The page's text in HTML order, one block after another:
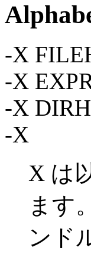
-X
-X
-X
-X
X は
ます
ンド